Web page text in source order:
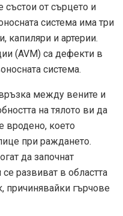
състои от сърцето и
система има три
капиляри и артерии.
(AVM) са дефекти в
система.
между вените и
на тялото ви да
вродено, което
при раждането.
да започнат
развиват в областта
причинявайки гърчове